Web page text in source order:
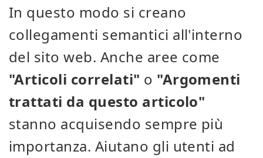
In questo modo si creano
collegamenti semantici all'interno
del sito web. Anche aree come
"Articoli correlati" o "Argomenti
trattati da questo articolo"
stanno acquisendo sempre più
importanza. Aiutano gli utenti ad